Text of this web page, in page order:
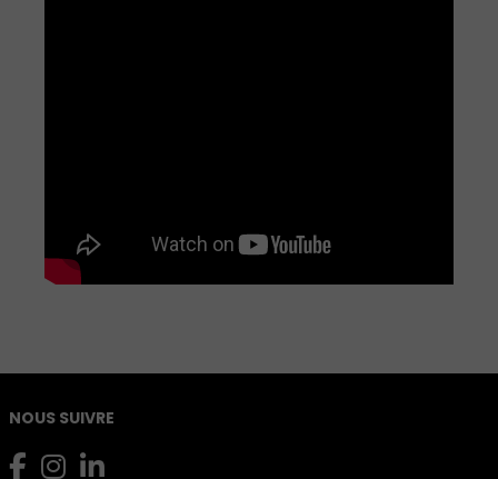
NOUS SUIVRE